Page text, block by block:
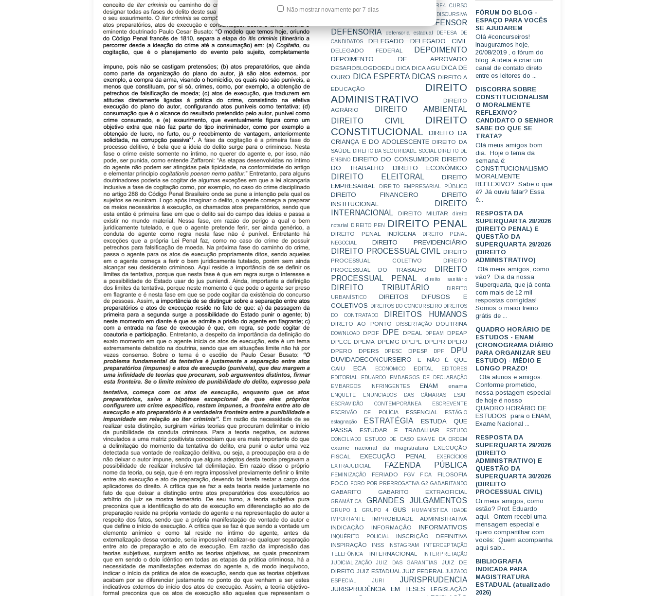
Não mostrar novamente por 7 dias
CURSO ESTUDO DE CASO - TRF4
CURSO
PARA A SUBJETIVA
CURSO PROVA DISCURSIVA
DEFENSOR
DEFENSORIA
defensoria estadual
DEFESA DE
CANDIDATOS
DELEGADO DELEGADO CIVIL
DELEGADO FEDERAL DEPOIMENTO
DEPOIMENTO DE APROVADO
DESAFIOBLOGDOEDU DICA DICA AGU DICA DE
OURO DICA ESPERTA DICAS DIREITO A
EDUCAÇÃO
DIREITO
ADMINISTRATIVO
DIREITO
AGRÁRIO
DIREITO AMBIENTAL
DIREITO CIVIL
DIREITO
CONSTITUCIONAL
DIREITO DA
CRIANÇA E DO ADOLESCENTE DIREITO DA
SAÚDE
DIREITO DA SEGURIDADE SOCIAL
DIREITO DE
ENSINO DIREITO DO CONSUMIDOR DIREITO
DO TRABALHO
DIREITO ECONÔMICO
DIREITO ELEITORAL
DIREITO
EMPRESARIAL
DIREITO EMPRESARIAL PÚBLICO
DIREITO FINANCEIRO
DIREITO
INSTITUCIONAL
DIREITO
INTERNACIONAL
DIREITO MILITAR direito
notarial DIREITO PEN DIREITO PENAL
DIREITO PENAL INDÍGENA
DIREITO PENAL
NEGOCIAL
DIREITO PREVIDENCIÁRIO
DIREITO PROCESSUAL CIVIL
DIREITO
PROCESSUAL COLETIVO
DIREITO
PROCESSUAL DO TRABALHO
DIREITO
PROCESSUAL PENAL
direito sanitário
DIREITO TRIBUTÁRIO
DIREITO
URBANÍSTICO
DIREITOS DIFUSOS E
COLETIVOS
DIREITOS DO CONCURSEIRO DIREITOS
DO CONTRATADO
DIREITOS HUMANOS
DIRETO AO PONTO DISSERTAÇÃO DOUTRINA
DOWNLOAD DPDF DPE DPEAL DPEAM
DPEAP
DPECE DPEMA DPEMG DPEPE DPEPR DPERJ
DPERO
DPERS DPESC DPESP DPF DPU
DUVIDADECONCURSEIRO
E NÃO É QUE
CAIU
ECA ECONOMICO EDITAL
EDITORES
EDITORIAL
EDUARDO
EMBARGOS DE DECLARAÇÃO
EMBARGOS INFRINGENTES
ENAM enama
ENQUETE ENUNCIADOS DAS CÂMARAS
ESAF
ESCRAVIDÃO CONTEMPORÂNEA
ESCREVENTE
ESCRIVÃO DE POLÍCIA
ESSENCIAL
ESTÁGIO
estagnação
ESTRATÉGIA
ESTUDA QUE
PASSA
ESTUDAR E TRABALHAR
ESTUDO
CONCILIADO
ESTUDO DE CASO EXAME DA ORDEM
exame nacional da magistratura
EXECUÇÃO
FISCAL
EXECUÇÃO PENAL
EXERCÍCIOS
EXTRAJUDICIAL
FAZENDA PÚBLICA
FEMINIZAÇÃO FERIADO FGV FICA
FILOSOFIA
FOCO
FORO POR PRERROGATIVA G2 GABARITANDO
GABARITO GABARITO EXTRAOFICIAL
GRAMÁTICA GRANDES JULGAMENTOS
GRUPO 1 GRUPO 4 GUS HUMANÍSTICA
IDADE
IMPORTANTE
IMPROBIDADE ADMINISTRATIVA
INDICAÇÃO
INFORMAÇÃO INFORMATIVOS
INQUÉRITO POLICIAL
INSCRIÇÃO DEFINITIVA
INSPIRAÇÃO
INSS INSTAGRAM
INTERCEPTAÇÃO
TELEFÔNICA
INTERNACIONAL
INTERPRETAÇÃO
JUDICIALIZAÇÃO
JUIZ DAS GARANTIAS
JUIZ DE
DIREITO JUIZ ESTADUAL JUIZ FEDERAL
JUIZADO
ESPECIAL
JURI JURISPRUDENCIA
JURISPRUDÊNCIA EM TESES
LEGISLAÇÃO
FÓRUM DO BLOG -
ESPAÇO PARA VOCÊS
SE AJUDAREM
Olá #concurseiros!
Inauguramos hoje,
20/08/2019 , o fórum do
blog. A ideia é criar um
canal de contato direto
entre os leitores do ...
DISCORRA SOBRE
CONSTITUCIONALISM
O MORALMENTE
REFLEXIVO?
CANDIDATO O SENHOR
SABE DO QUE SE
TRATA?
Olá meus amigos bom
dia. Hoje o tema da
semana é:
CONSTITUCIONALISMO
MORALMENTE
REFLEXIVO? Sabe o que
é? Já ouviu falar? Essa
é...
RESPOSTA DA
SUPERQUARTA 28/2026
(DIREITO PENAL) E
QUESTÃO DA
SUPERQUARTA 29/2026
(DIREITO
ADMINISTRATIVO)
Olá meus amigos, como
vão? Dia da nossa
Superquarta, que já conta
com mais de 12 mil
respostas corrigidas!
Somos o maior treino
grátis de ...
QUADRO HORÁRIO DE
ESTUDOS - ENAM
(CRONOGRAMA DIÁRIO
PARA ORGANIZAR SEU
ESTUDO) - MÉDIO E
LONGO PRAZO!
Olá alunos e amigos.
Conforme prometido,
nossa postagem especial
de hoje é nosso
QUADRO HORÁRIO DE
ESTUDOS para o ENAM,
Exame Nacional ...
RESPOSTA DA
SUPERQUARTA 29/2026
(DIREITO
ADMINISTRATIVO) E
QUESTÃO DA
SUPERQUARTA 30/2026
(DIREITO
PROCESSUAL CIVIL)
Oi meus amigos, como
estão? Prof. Eduardo
aqui. Ontem recebi uma
mensagem especial e
quero compartilhar com
vocês: Quem acompanha
aqui sab...
BIBLIOGRAFIA
INDICADA PARA
MAGISTRATURA
ESTADUAL (atualizado
2026)